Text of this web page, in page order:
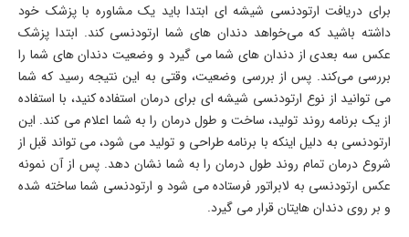
برای دریافت ارتودنسی شیشه ای ابتدا باید یک مشاوره با پزشک خود
داشته باشید که می‌خواهد دندان های شما ارتودنسی کند. ابتدا پزشک
عکس سه بعدی از دندان های شما می گیرد و وضعیت دندان های شما را
بررسی می‌کند. پس از بررسی وضعیت، وقتی به این نتیجه رسید که شما
می توانید از نوع ارتودنسی شیشه ای برای درمان استفاده کنید، با استفاده
از یک برنامه روند تولید، ساخت و طول درمان را به شما اعلام می کند. این
ارتودنسی به دلیل اینکه با برنامه طراحی و تولید می شود، می تواند قبل از
شروع درمان تمام روند طول درمان را به شما نشان دهد. پس از آن نمونه
عکس ارتودنسی به لابراتور فرستاده می شود و ارتودنسی شما ساخته شده
و بر روی دندان هایتان قرار می گیرد.